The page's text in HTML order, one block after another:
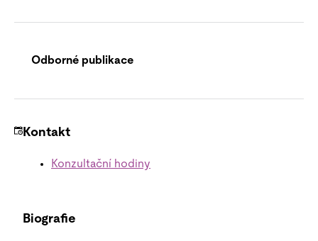
Odborné publikace
Kontakt
Konzultační hodiny
Biografie